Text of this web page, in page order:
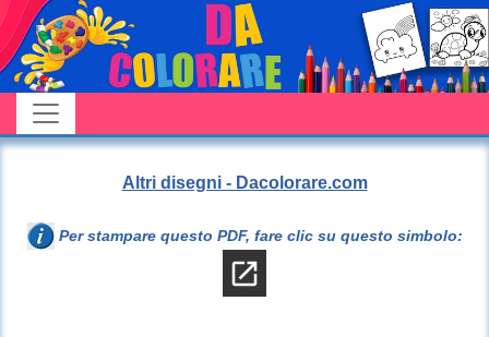
Altri disegni - Dacolorare.com
Per stampare questo PDF, fare clic su questo simbolo: